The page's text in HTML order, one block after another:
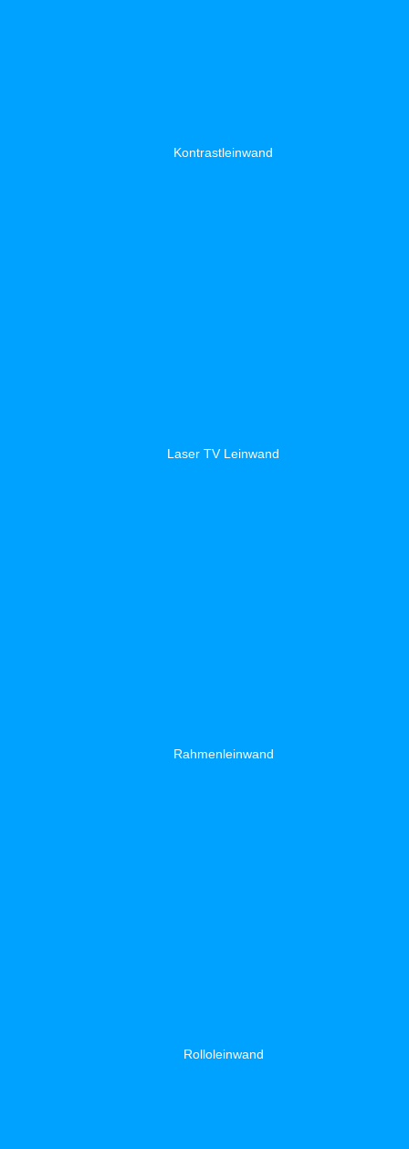
Kontrastleinwand
Laser TV Leinwand
Rahmenleinwand
Rolloleinwand